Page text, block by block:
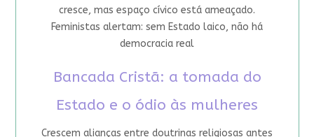
cresce, mas espaço cívico está ameaçado.
Feministas alertam: sem Estado laico, não há
democracia real
Bancada Cristã: a tomada do
Estado e o ódio às mulheres
Crescem alianças entre doutrinas religiosas antes